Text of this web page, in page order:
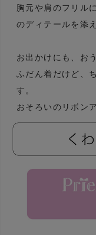
胸元や肩のフリル
のディテールを添え
お出かけにも、お
ふだん着だけど、
す。
おそろいのリボン